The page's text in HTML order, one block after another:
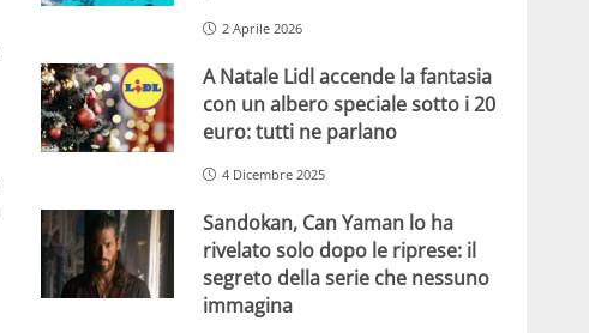
2 Aprile 2026
A Natale Lidl accende la fantasia
con un albero speciale sotto i 20
euro: tutti ne parlano
4 Dicembre 2025
Sandokan, Can Yaman lo ha
rivelato solo dopo le riprese: il
segreto della serie che nessuno
immagina